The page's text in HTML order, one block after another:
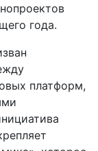
года.
платформ,